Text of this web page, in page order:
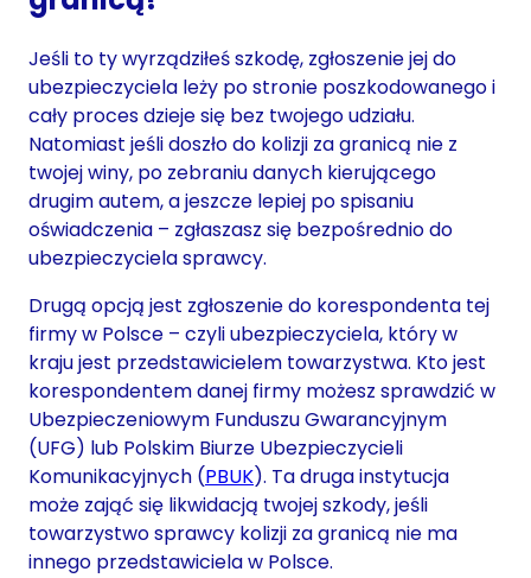
Jeśli to ty wyrządziłeś szkodę, zgłoszenie jej do
ubezpieczyciela leży po stronie poszkodowanego i
cały proces dzieje się bez twojego udziału.
Natomiast jeśli doszło do kolizji za granicą nie z
twojej winy, po zebraniu danych kierującego
drugim autem, a jeszcze lepiej po spisaniu
oświadczenia – zgłaszasz się bezpośrednio do
ubezpieczyciela sprawcy.
Drugą opcją jest zgłoszenie do korespondenta tej
firmy w Polsce – czyli ubezpieczyciela, który w
kraju jest przedstawicielem towarzystwa. Kto jest
korespondentem danej firmy możesz sprawdzić w
Ubezpieczeniowym Funduszu Gwarancyjnym
(UFG) lub Polskim Biurze Ubezpieczycieli
Komunikacyjnych (PBUK). Ta druga instytucja
może zająć się likwidacją twojej szkody, jeśli
towarzystwo sprawcy kolizji za granicą nie ma
innego przedstawiciela w Polsce.